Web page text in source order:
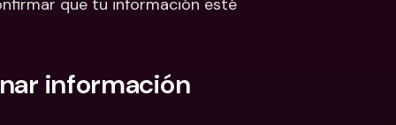
que tu información esté
información